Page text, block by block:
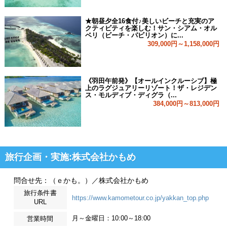
★朝昼夕全16食付♪美しいビーチと充実のア
クティビティを楽しむ！サン・シアム・オル
ベリ（ビーチ・パビリオン）に...
309,000円～1,158,000円
《羽田午前発》【オールインクルーシブ】極
上のラグジュアリーリゾート！ザ・レジデン
ス・モルディブ・ディグラ（...
384,000円～813,000円
旅行企画・実施:株式会社かもめ
問合せ先：（ｅかも。）／株式会社かもめ
旅行条件書
URL
https://www.kamometour.co.jp/yakkan_top.php
営業時間 月～金曜日：10:00～18:00